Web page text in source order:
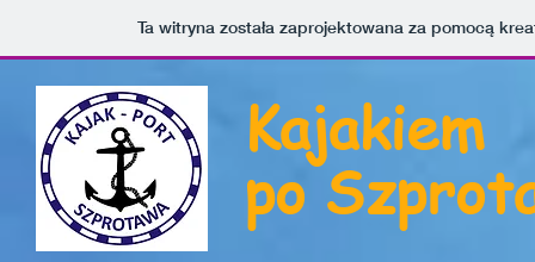
Ta witryna została zaprojektowana za pomocą
Kajakiem
po